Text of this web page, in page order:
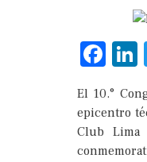
El 10.°
epicentro
Club Lima